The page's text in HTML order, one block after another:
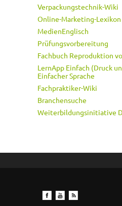
Verpackungstechnik-Wiki
Online-Marketing-Lexikon
MedienEnglisch
Prüfungsvorbereitung
Fachbuch Reproduktion
LernApp Einfach (Druck
Einfacher Sprache
Fachpraktiker-Wiki
Branchensuche
Weiterbildungsinitiative